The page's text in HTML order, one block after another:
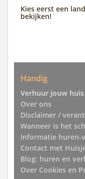
Kies eerst een
bekijken!
Handig
Verhuur jouw huis
Over ons
Disclaimer /
Wanneer is het
Informatie huren-
Contact met
Blog: huren en
Over Cookies en